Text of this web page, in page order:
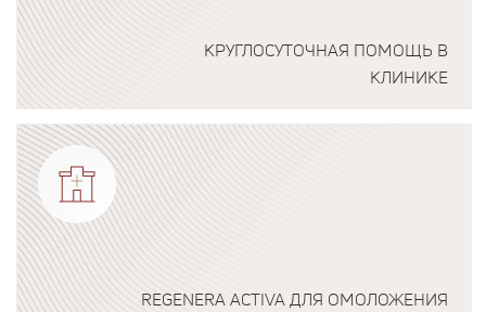
КРУГЛОСУТОЧНАЯ ПОМОЩЬ В
КЛИНИКЕ
Подробнее о программе
REGENERA ACTIVA ДЛЯ ОМОЛОЖЕНИЯ